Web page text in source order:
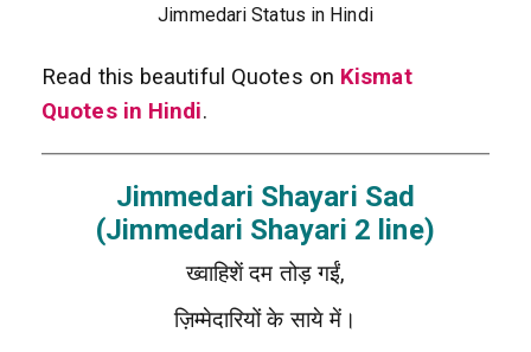
Jimmedari Status in Hindi
Read this beautiful Quotes on Kismat
Quotes in Hindi.
Jimmedari Shayari Sad
(Jimmedari Shayari 2 line)
ख्वाहिशें दम तोड़ गईं,
ज़िम्मेदारियों के साये में।